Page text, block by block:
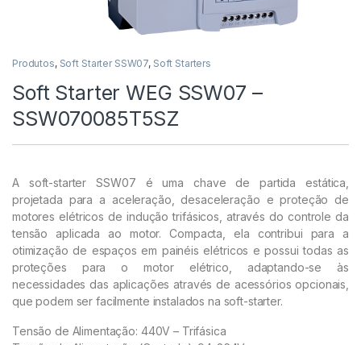
Produtos, Soft Starter SSW07, Soft Starters
Soft Starter WEG SSW07 –
SSW070085T5SZ
A soft-starter SSW07 é uma chave de partida estática,
projetada para a aceleração, desaceleração e proteção de
motores elétricos de indução trifásicos, através do controle da
tensão aplicada ao motor. Compacta, ela contribui para a
otimização de espaços em painéis elétricos e possui todas as
proteções para o motor elétrico, adaptando-se às
necessidades das aplicações através de acessórios opcionais,
que podem ser facilmente instalados na soft-starter.
Tensão de Alimentação: 440V – Trifásica